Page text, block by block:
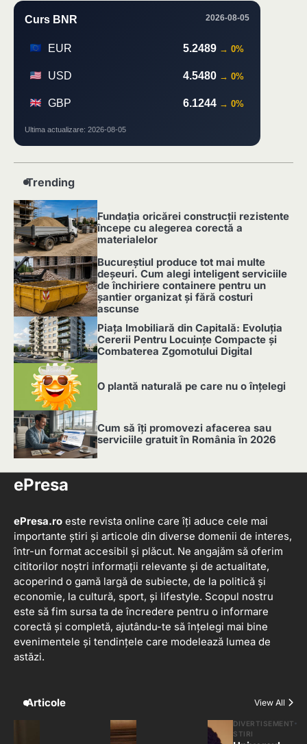
Curs BNR 2026-08-05
EUR 5.2489 → 0%
USD 4.5480 → 0%
GBP 6.1244 → 0%
Ultima actualizare: 2026-08-05
Trending
1
Fundația oricărei construcții rezistente
începe cu alegerea corectă a
materialelor
2
Bucureștiul produce tot mai multe
deșeuri. Cum alegi inteligent serviciile
de închiriere containere pentru un
șantier organizat și fără costuri
ascunse
3
Piața Imobiliară din Capitală: Evoluția
Cererii Pentru Locuințe Compacte și
Combaterea Zgomotului Digital
4
O plantă naturală pe care nu o înțelegi
5
Cum să îți promovezi afacerea sau
serviciile gratuit în România în 2026
ePresa
ePresa.ro este revista online care îți aduce cele mai
importante știri și articole din diverse domenii de interes,
într-un format accesibil și plăcut. Ne angajăm să oferim
cititorilor noștri informații relevante și de actualitate,
acoperind o gamă largă de subiecte, de la politică și
economie, la cultură, sport, și lifestyle. Scopul nostru
este să fim sursa ta de încredere pentru o informare
corectă și completă, ajutându-te să înțelegi mai bine
evenimentele și tendințele care modelează lumea de
astăzi.
Articole View All
DIVERTISEMENT
STIRI